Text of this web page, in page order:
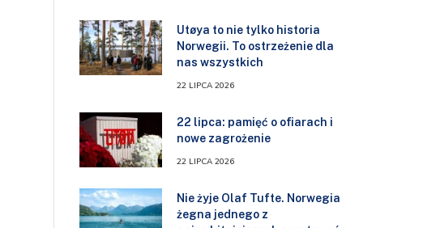
Utøya to nie tylko historia
Norwegii. To ostrzeżenie dla
nas wszystkich
22 LIPCA 2026
22 lipca: pamięć o ofiarach i
nowe zagrożenie
22 LIPCA 2026
Nie żyje Olaf Tufte. Norwegia
żegna jednego z